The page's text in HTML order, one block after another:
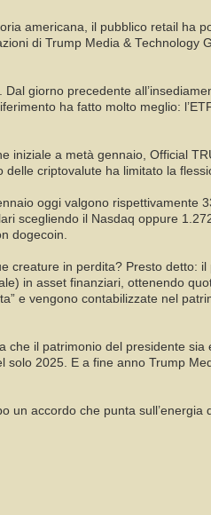
americana, il pubblico retail ha
di Trump Media & Technology
giorno precedente
ha fatto molto meglio:
iniziale a metà gennaio, Official
delle criptovalute ha limitato la
oggi valgono rispettivamente
scegliendo il Nasdaq oppure
dogecoin.
creature in perdita? Presto detto:
in asset finanziari, ottenendo
e vengono contabilizzate nel
il patrimonio del presidente
2025. E a fine anno Trump
accordo che punta